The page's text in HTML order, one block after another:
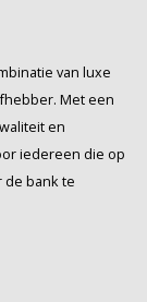
van luxe
Met een
en
iedereen die op
de bank te